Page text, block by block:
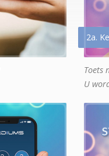
2a.
Toets
U